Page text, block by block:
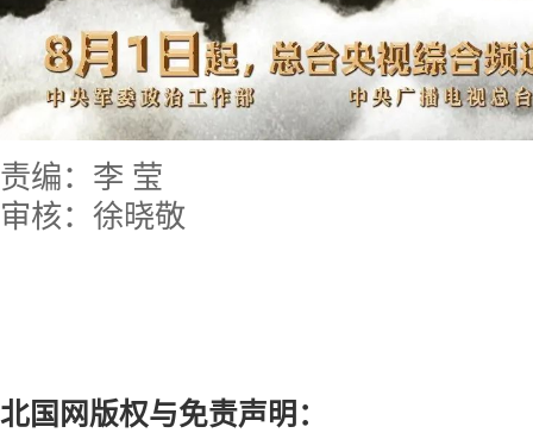
责编：李 莹
审核：徐晓敬
北国网版权与免责声明：